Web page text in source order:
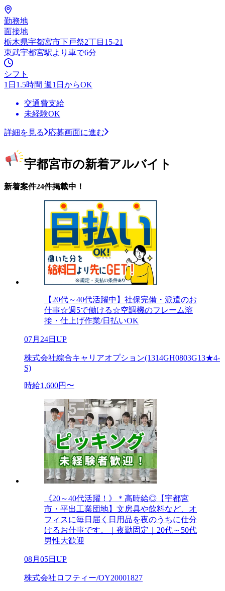
勤務地
面接地
栃木県宇都宮市下戸祭2丁目15-21
東武宇都宮駅より車で6分
シフト
1日1.5時間 週1日からOK
交通費支給
未経験OK
詳細を見る 応募画面に進む
宇都宮市の新着アルバイト
新着案件24件掲載中！
【20代～40代活躍中】社保完備・派遣のお
仕事☆週5で働ける☆空調機のフレーム溶
接・仕上げ作業/日払いOK
07月24日UP
株式会社綜合キャリアオプション(1314GH0803G13★4-
S)
時給1,600円〜
《20～40代活躍！》＊高時給◎【宇都宮
市・平出工業団地】文房具や飲料など、オ
フィスに毎日届く日用品を夜のうちに仕分
けるお仕事です。｜夜勤固定｜20代～50代
男性大歓迎
08月05日UP
株式会社ロフティー/OY20001827